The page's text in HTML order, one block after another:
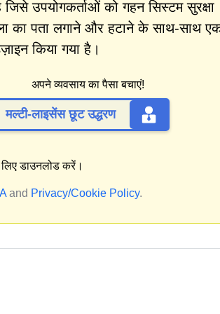
उपयोगकर्ताओं को गहन सिस्टम सुरक्षा
का पता लगाने और हटाने के साथ-साथ
किया गया है।
अपने व्यवसाय का पैसा बचाएं!
मल्टी-लाइसेंस छूट उद्धरण
डाउनलोड करें।
and Privacy/Cookie Policy.